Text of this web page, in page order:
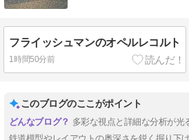
フライッシュマンのオペルレコルト
1時間50分前
このブログのここがポイント
多彩な視点と詳細な分析が光